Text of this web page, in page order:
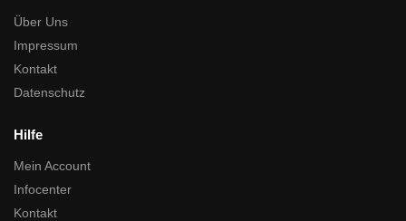
Über Uns
Impressum
Kontakt
Datenschutz
Hilfe
Mein Account
Infocenter
Kontakt